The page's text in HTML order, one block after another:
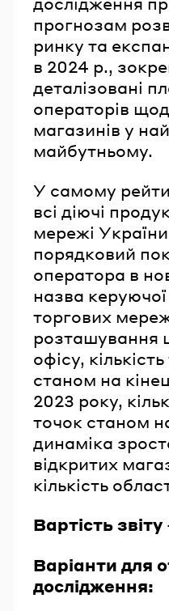
прогнозам
ринку та
в 2024 р.,
деталізовані
операторів
магазинів у
майбутньому.
У самому
всі діючі
мережі
порядковий
оператора в
назва
торгових
розташування
офісу,
станом на
2023 року,
точок станом
динаміка
відкритих
кількість
Вартість
Варіанти для
дослідження: